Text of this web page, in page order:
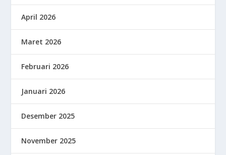
April 2026
Maret 2026
Februari 2026
Januari 2026
Desember 2025
November 2025